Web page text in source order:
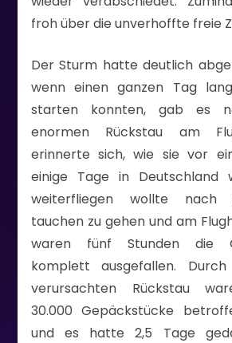
froh über die unverhoffte freie
Der Sturm hatte deutlich
wenn einen ganzen Tag
starten konnten, gab es
enormen Rückstau am
erinnerte sich, wie sie vor
einige Tage in Deutschland
weiterfliegen wollte nach
tauchen zu gehen und am
waren fünf Stunden die
komplett ausgefallen.
verursachten Rückstau
30.000 Gepäckstücke
und es hatte 2,5 Tage